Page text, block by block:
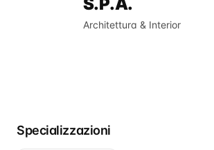
Architettura & Interior
Specializzazioni